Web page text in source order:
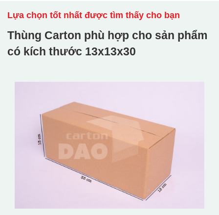
Lựa chọn tốt nhất được tìm thấy cho bạn
Thùng Carton phù hợp cho sản phẩm
có kích thước 13x13x30